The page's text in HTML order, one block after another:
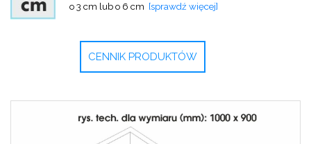
o 3 cm lub o 6 cm [sprawdź więcej]
CENNIK PRODUKTÓW